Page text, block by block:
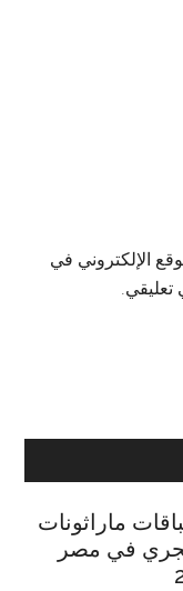
الإلكتروني في
تعليقي.
ماراثونات
في مصر